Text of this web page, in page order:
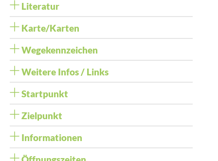
Literatur
Karte/Karten
Wegekennzeichen
Weitere Infos / Links
Startpunkt
Zielpunkt
Informationen